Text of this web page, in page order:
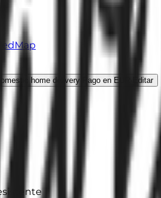
home delivery Pago en EUR Editar